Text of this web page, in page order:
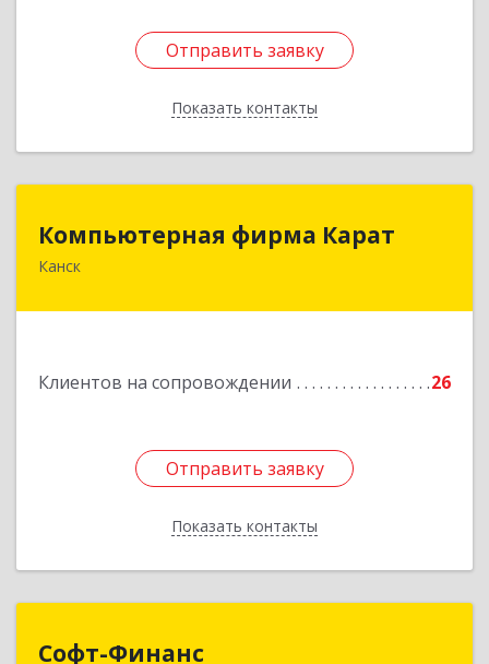
Отправить заявку
Показать контакты
Отправить заявку
Назад
Компьютерная фирма Карат
Канск
Клиентов на сопровождении 26
Отправить заявку
Показать контакты
Компьютерная фирма Карат
Отправить заявку
Назад
Софт-Финанс